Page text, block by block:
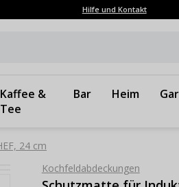
Hilfe und Kontakt
Kaffee &
Tee
Bar Heim
24 cm
Kochfeldabdeckungen